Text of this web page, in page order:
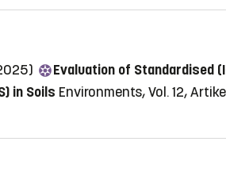
Evaluation of Standardised
in Soils Environments, Vol. 12,